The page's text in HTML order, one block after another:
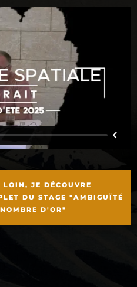
JE DÉCOUVRE
DU STAGE "AMBIGUÏTÉ
D'OR"